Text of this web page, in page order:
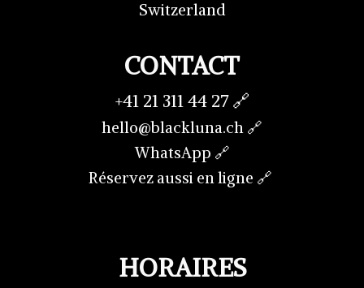
Switzerland
CONTACT
+41 21 311 44 27 🔗
hello@blackluna.ch 🔗
WhatsApp 🔗
Réservez aussi en ligne 🔗
HORAIRES